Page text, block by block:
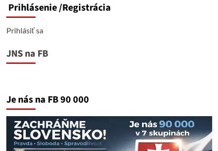
„lídrov“
Prihlásenie/Registrácia
Prihlásiť sa
JNS na FB
Je nás na FB 90 000